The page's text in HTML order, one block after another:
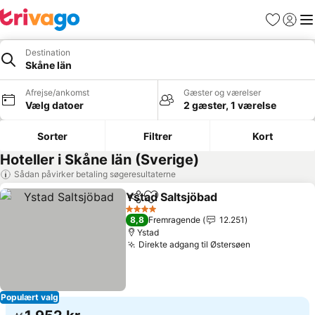
Favoritter
Log ind
Destination
Skåne län
Afrejse/ankomst
Vælg datoer
Gæster og værelser
2 gæster, 1 værelse
Sorter Filtrer Kort
Hoteller i Skåne län (Sverige)
Sådan påvirker betaling søgeresultaterne
Populært valg
Del Føj til favoritter
Ystad Saltsjöbad
4 Stjerner
8,8 Fremragende
12.251
Ystad
Direkte adgang til Østersøen